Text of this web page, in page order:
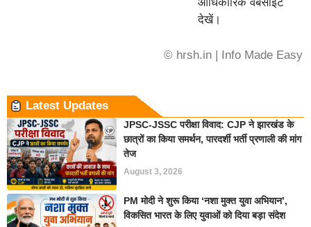
देखें।
© hrsh.in | Info Made Easy
Latest Updates
JPSC-JSSC परीक्षा विवाद: CJP ने झारखंड के
छात्रों का किया समर्थन, पारदर्शी भर्ती प्रणाली की मांग
तेज
August 3, 2026
PM मोदी ने शुरू किया ‘नशा मुक्त युवा अभियान’,
विकसित भारत के लिए युवाओं को दिया बड़ा संदेश